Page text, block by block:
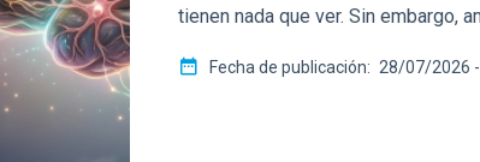
tienen nada que ver. Sin embargo,
Fecha de publicación 28/07/2026